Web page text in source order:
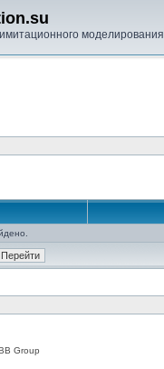
моделирования
Group